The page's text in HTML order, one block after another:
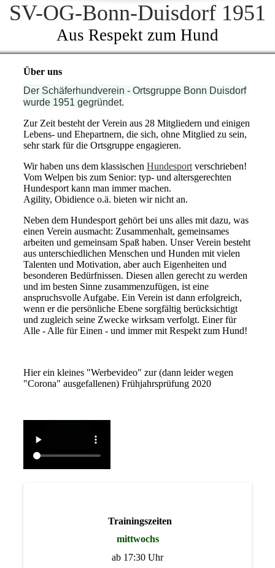
SV-OG-Bonn-Duisdorf 1951
Aus Respekt zum Hund
Über uns
DerSchäferhundverein - Ortsgruppe Bonn Duisdorf
wurde 1951 gegründet.
Zur Zeit besteht der Verein aus 28 Mitgliedern und einigen
Lebens- und Ehepartnern, die sich, ohne Mitglied zu sein,
sehr stark für die Ortsgruppe engagieren.
Wir haben uns dem klassischen Hundesportverschrieben!
Vom Welpen bis zum Senior: typ- und altersgerechten
Hundesport kann man immer machen.
Agility, Obidience o.ä. bieten wir nicht an.
Neben dem Hundesport gehört bei uns alles mit dazu, was
einen Verein ausmacht: Zusammenhalt, gemeinsames
arbeiten und gemeinsam Spaß haben. Unser Verein besteht
aus unterschiedlichen Menschen und Hunden mit vielen
Talenten und Motivation, aber auch Eigenheiten und
besonderen Bedürfnissen. Diesen allen gerecht zu werden
und im besten Sinne zusammenzufügen, ist eine
anspruchsvolle Aufgabe. Ein Verein ist dann erfolgreich,
wenn er die persönliche Ebene sorgfältig berücksichtigt
und zugleich seine Zwecke wirksam verfolgt. Einer für
Alle - Alle für Einen - und immer mit Respekt zum Hund!
Hier ein kleines "Werbevideo" zur (dann leider wegen
"Corona" ausgefallenen) Frühjahrsprüfung 2020
Trainingszeiten
mittwochs
ab 17:30 Uhr